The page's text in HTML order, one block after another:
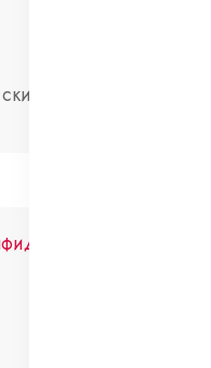
на первый